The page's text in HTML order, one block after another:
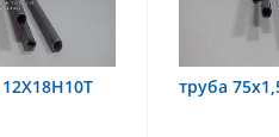
труба 75х1,5, 12Х18Н10Т